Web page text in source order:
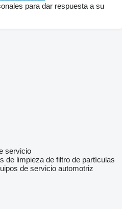
para dar respuesta a su
servicio
de limpieza de filtro de partículas
de servicio automotriz